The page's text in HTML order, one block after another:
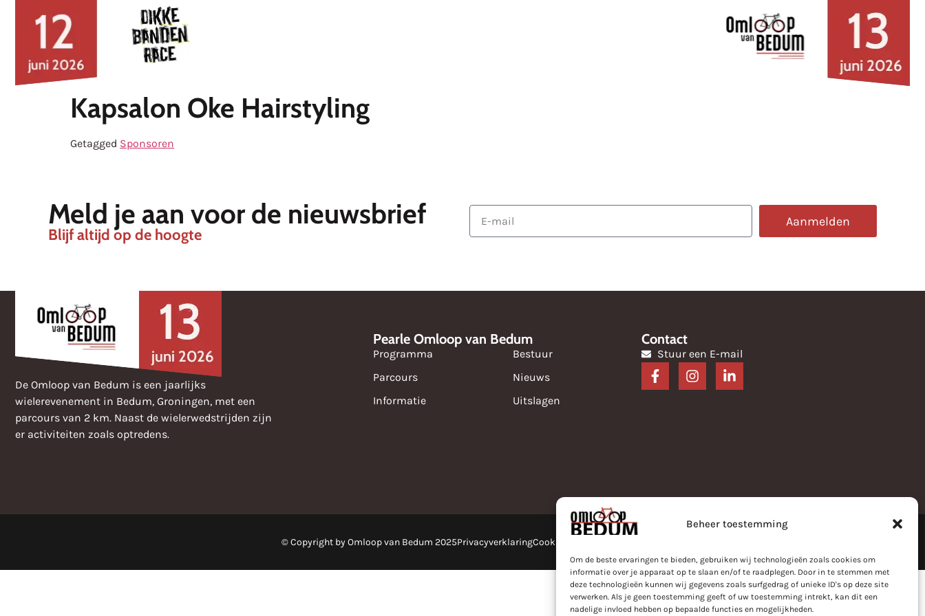
Beheer toestemming
Om de beste ervaringen te bieden, gebruiken wij technologieën zoals cookies om
informatie over je apparaat op te slaan en/of te raadplegen. Door in te stemmen met
deze technologieën kunnen wij gegevens zoals surfgedrag of unieke ID's op deze site
verwerken. Als je geen toestemming geeft of uw toestemming intrekt, kan dit een
nadelige invloed hebben op bepaalde functies en mogelijkheden.
Kapsalon Oke Hairstyling
Getagged Sponsoren
Meld je aan voor de nieuwsbrief
Blijf altijd op de hoogte
Aanmelden
De Omloop van Bedum is een jaarlijks
wielerevenement in Bedum, Groningen, met een
parcours van 2 km. Naast de wielerwedstrijden zijn
er activiteiten zoals optredens.
Pearle Omloop van Bedum
Programma
Parcours
Informatie
Bestuur
Nieuws
Uitslagen
Contact
Stuur een E-mail
© Copyright by Omloop van Bedum 2025PrivacyverklaringCookies